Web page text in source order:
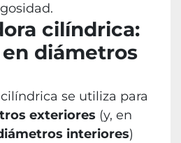
cilíndrica:
diámetros
se utiliza para
exteriores (y, en
interiores)